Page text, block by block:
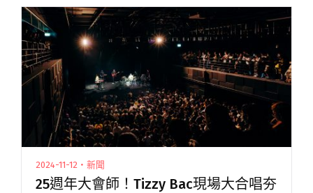
引超過 5.5 萬名樂迷朝聖。 這五場演唱閱讀全文
"田馥甄宣告「一一」巡迴演唱會台北最終場
8/5、8/6、8/11、8/12、8/13連五天開唱"
2024-11-12・新聞
25週年大會師！Tizzy Bac現場大合唱夯